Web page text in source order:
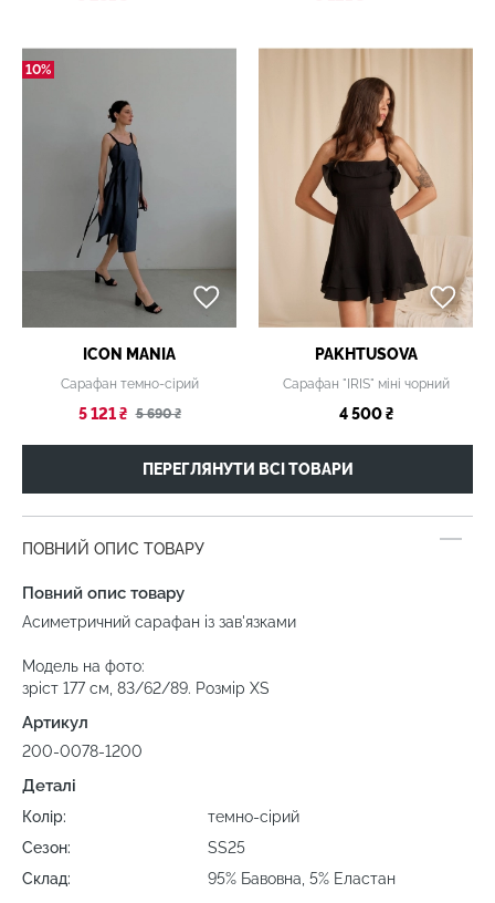
10%
ICON MANIA
Сарафан темно-сірий
5 121 ₴ 5 690 ₴
PAKHTUSOVA
Сарафан "IRIS" міні чорний
4 500 ₴
ПЕРЕГЛЯНУТИ ВСІ ТОВАРИ
ПОВНИЙ ОПИС ТОВАРУ
Повний опис товару
Асиметричний сарафан із зав'язками
Модель на фото:
зріст 177 см, 83/62/89. Розмір ХS
Артикул
200-0078-1200
Деталі
Колір:
темно-сірий
Сезон:
SS25
Склад:
95% Бавовна, 5% Еластан